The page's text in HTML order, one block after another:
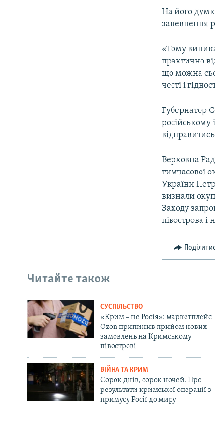
На його
запевнення
«Тому
практично
що можна
честі і
Губернатор
Верховна
тимчасової
України
визнали
Заходу
півострова і
Читайте також
СУСПІЛЬСТВО
«Крим – не Росія»: маркетплейс
Ozon припинив прийом нових
замовлень на Кримському
півострові
ВІЙНА ТА КРИМ
Сорок днів, сорок ночей. Про
результати кримської операції з
примусу Росії до миру